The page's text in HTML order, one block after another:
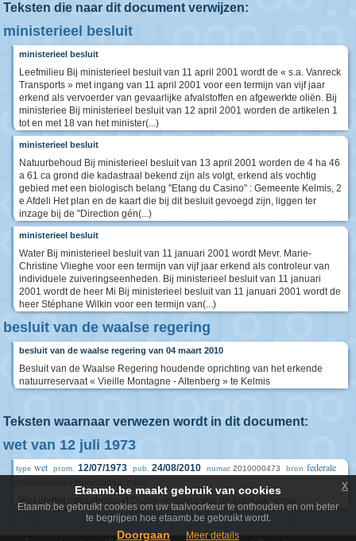
Teksten die naar dit document verwijzen:
ministerieel besluit
ministerieel besluit
Leefmilieu Bij ministerieel besluit van 11 april 2001 wordt de « s.a. Vanreck
Transports » met ingang van 11 april 2001 voor een termijn van vijf jaar
erkend als vervoerder van gevaarlijke afvalstoffen en afgewerkte oliën. Bij
ministeriee Bij ministerieel besluit van 12 april 2001 worden de artikelen 1
tot en met 18 van het minister(...)
ministerieel besluit
Natuurbehoud Bij ministerieel besluit van 13 april 2001 worden de 4 ha 46
a 61 ca grond die kadastraal bekend zijn als volgt, erkend als vochtig
gebied met een biologisch belang "Etang du Casino" : Gemeente Kelmis, 2
e Afdeli Het plan en de kaart die bij dit besluit gevoegd zijn, liggen ter
inzage bij de "Direction gén(...)
ministerieel besluit
Water Bij ministerieel besluit van 11 januari 2001 wordt Mevr. Marie-
Christine Vlieghe voor een termijn van vijf jaar erkend als controleur van
individuele zuiveringseenheden. Bij ministerieel besluit van 11 januari
2001 wordt de heer Mi Bij ministerieel besluit van 11 januari 2001 wordt de
heer Stéphane Wilkin voor een termijn van(...)
besluit van de waalse regering
besluit van de waalse regering van 04 maart 2010
Besluit van de Waalse Regering houdende oprichting van het erkende
natuurreservaat « Vieille Montagne - Altenberg » te Kelmis
Teksten waarnaar verwezen wordt in dit document:
wet van 12 juli 1973
type wet prom. 12/07/1973 pub. 24/08/2010 numac 2010000473 bron federale
Wet op het natuurbehoud Duitse vertaling van de federale versie
Etaamb.be maakt gebruik van cookies
Etaamb.be gebruikt cookies om uw taalvoorkeur te onthouden en om beter
te begrijpen hoe etaamb.be gebruikt wordt.
Doorgaan Meer details
x